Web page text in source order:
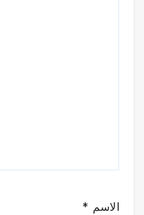
الاسم *